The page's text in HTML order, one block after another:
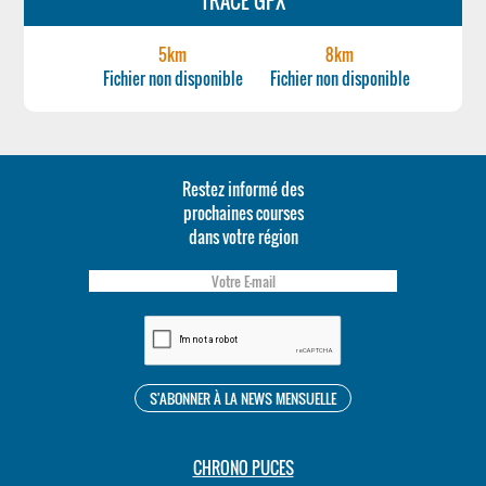
5km
Fichier non disponible
8km
Fichier non disponible
Restez informé des
prochaines courses
dans votre région
CHRONO PUCES